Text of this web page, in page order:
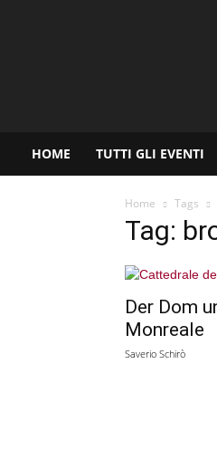
HOME TUTTI GLI EVENTI
Home Tags
Tag:
Der Dom
Monreale
Saverio Schirò